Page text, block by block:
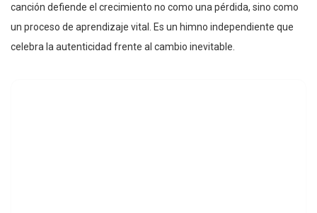
canción defiende el crecimiento no como una pérdida, sino como
un proceso de aprendizaje vital. Es un himno independiente que
celebra la autenticidad frente al cambio inevitable.